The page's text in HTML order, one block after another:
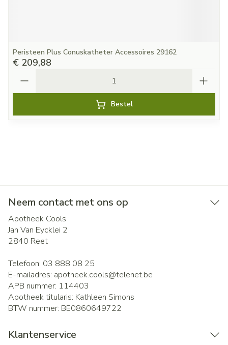
Peristeen Plus Conuskatheter Accessoires 29162
€ 209,88
Bestel
Neem contact met ons op
Apotheek Cools
Jan Van Eycklei 2
2840 Reet
Telefoon: 03 888 08 25
E-mailadres: apotheek.cools@telenet.be
APB nummer: 114403
Apotheek titularis: Kathleen Simons
BTW nummer: BE0860649722
Klantenservice